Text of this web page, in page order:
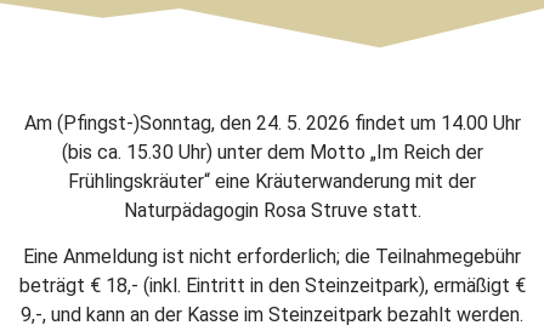
Am (Pfingst-)Sonntag, den 24. 5. 2026 findet um 14.00 Uhr
(bis ca. 15.30 Uhr) unter dem Motto „Im Reich der
Frühlingskräuter“ eine Kräuterwanderung mit der
Naturpädagogin Rosa Struve statt.
Eine Anmeldung ist nicht erforderlich; die Teilnahmegebühr
beträgt € 18,- (inkl. Eintritt in den Steinzeitpark), ermäßigt €
9,-, und kann an der Kasse im Steinzeitpark bezahlt werden.